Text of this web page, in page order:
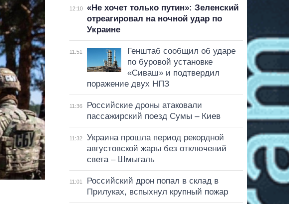
12:10
«Не хочет только путин»: Зеленский
отреагировал на ночной удар по
Украине
11:51
Генштаб сообщил об ударе
по буровой установке
«Сиваш» и подтвердил
поражение двух НПЗ
11:36
Российские дроны атаковали
пассажирский поезд Сумы – Киев
11:32
Украина прошла период рекордной
августовской жары без отключений
света – Шмыгаль
11:01
Российский дрон попал в склад в
Прилуках, вспыхнул крупный пожар